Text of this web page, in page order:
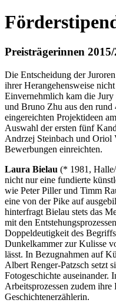
Preisträgerinnen 2015/
Die Entscheidung der
ihrer Herangehensweise
Einvernehmlich kam die
und Bruno Zhu aus den
eingereichten Projektideen
Auswahl der ersten fünf
Andrzej Steinbach und Oriol
Bewerbungen einreichten.
Laura Bielau (* 1981,
nicht nur eine fundierte
wie Peter Piller und Timm
eine von der Pike auf
hinterfragt Bielau stets das
mit den
Doppeldeutigkeit des
Dunkelkammer zur Kulisse
lässt. In Bezugnahmen auf
Albert Renger-Patzsch setzt
Fotogeschichte auseinander.
Arbeitsprozessen zudem
Geschichtenerzählerin.